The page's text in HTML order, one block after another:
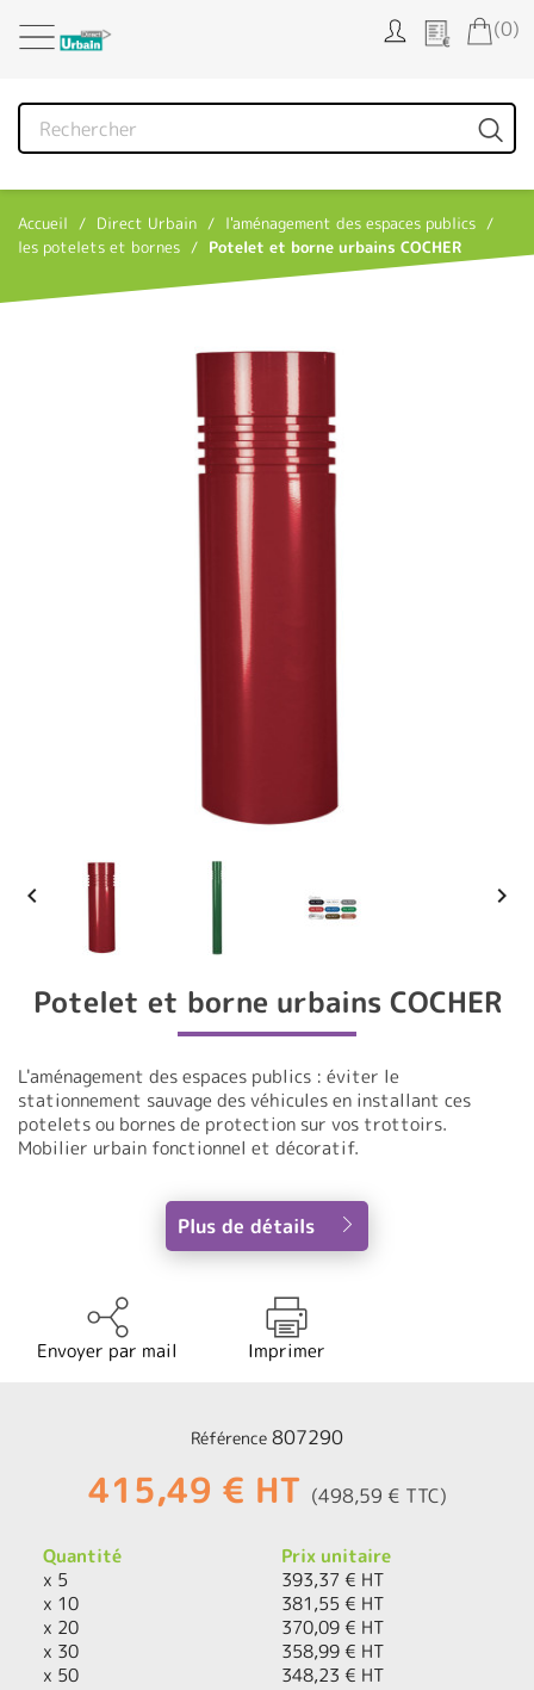
(0)
Accueil Direct Urbain
l'aménagement des espaces publics
les potelets et bornes
Potelet et borne urbains COCHER
 
Potelet et borne urbains COCHER
L'aménagement des espaces publics : éviter le
stationnement sauvage des véhicules en installant ces
potelets ou bornes de protection sur vos trottoirs.
Mobilier urbain fonctionnel et décoratif.
Plus de détails
Envoyer par mail Imprimer
Référence 807290
415,49 € HT (498,59 € TTC)
Quantité
Prix unitaire
x 5
393,37 € HT
x 10
381,55 € HT
x 20
370,09 € HT
x 30
358,99 € HT
x 50
348,23 € HT